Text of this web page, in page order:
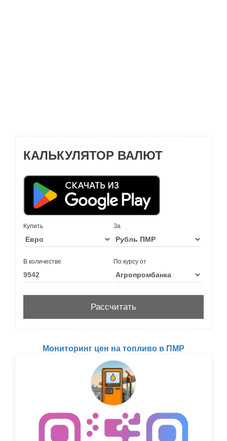
КАЛЬКУЛЯТОР ВАЛЮТ
Купить За
В количестве По курсу от
Мониторинг цен на топливо в ПМР